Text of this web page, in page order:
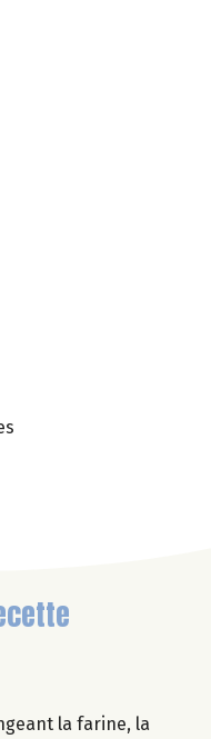
la farine, la